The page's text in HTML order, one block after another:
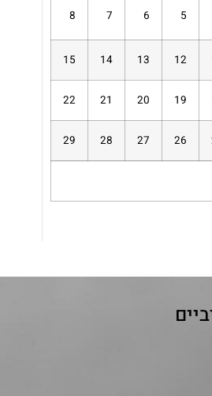
5
6
7
8
12
13
14
15
19
20
21
22
26
27
28
29